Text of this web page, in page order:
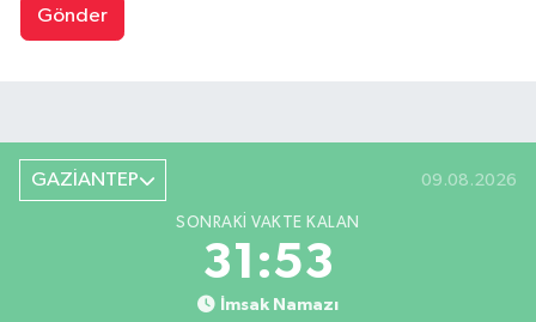
Gönder
GAZİANTEP 09.08.2026
SONRAKI VAKTE KALAN
31:52
İmsak Namazı